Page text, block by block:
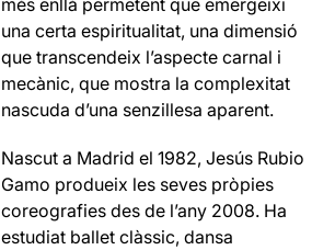
una certa espiritualitat, una dimensió
que transcendeix l’aspecte carnal i
mecànic, que mostra la complexitat
nascuda d’una senzillesa aparent.
Nascut a Madrid el 1982, Jesús Rubio
Gamo produeix les seves pròpies
coreografies des de l’any 2008. Ha
estudiat ballet clàssic, dansa